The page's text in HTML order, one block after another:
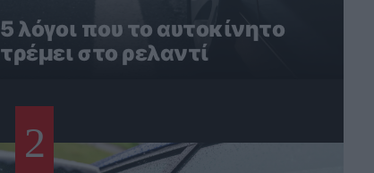
5 λόγοι που το αυτοκίνητο
τρέμει στο ρελαντί
2